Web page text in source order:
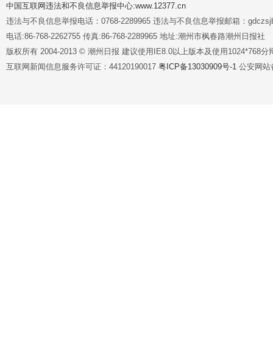
中国互联网违法和不良信息举报中心:www.12377.cn
违法与不良信息举报电话：0768-2289965 违法与不良信息举报邮箱：
电话:86-768-2262755 传真:86-768-2289965 地址:潮州市枫春路潮州日报社
版权所有 2004-2013 © 潮州日报 建议使用IE8.0以上版本及使用1024*768分
互联网新闻信息服务许可证：44120190017 粤ICP备13030909号-1 公安网站